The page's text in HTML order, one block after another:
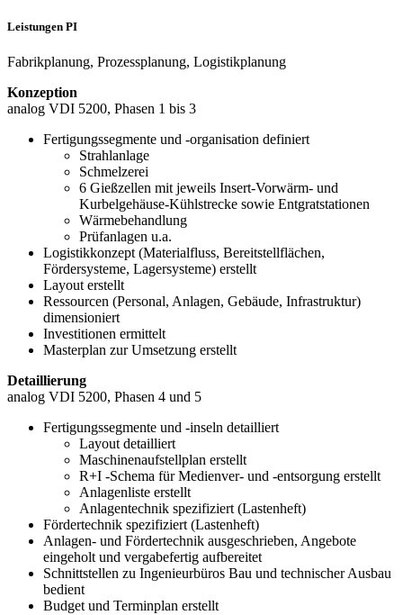
Leistungen PI
Fabrikplanung, Prozessplanung, Logistikplanung
Konzeption
analog VDI 5200, Phasen 1 bis 3
Fertigungssegmente und -organisation definiert
Strahlanlage
Schmelzerei
6 Gießzellen mit jeweils Insert-Vorwärm- und
Kurbelgehäuse-Kühlstrecke sowie Entgratstationen
Wärmebehandlung
Prüfanlagen u.a.
Logistikkonzept (Materialfluss, Bereitstellflächen,
Fördersysteme, Lagersysteme) erstellt
Layout erstellt
Ressourcen (Personal, Anlagen, Gebäude, Infrastruktur)
dimensioniert
Investitionen ermittelt
Masterplan zur Umsetzung erstellt
Detaillierung
analog VDI 5200, Phasen 4 und 5
Fertigungssegmente und -inseln detailliert
Layout detailliert
Maschinenaufstellplan erstellt
R+I -Schema für Medienver- und -entsorgung erstellt
Anlagenliste erstellt
Anlagentechnik spezifiziert (Lastenheft)
Fördertechnik spezifiziert (Lastenheft)
Anlagen- und Fördertechnik ausgeschrieben, Angebote
eingeholt und vergabefertig aufbereitet
Schnittstellen zu Ingenieurbüros Bau und technischer Ausbau
bedient
Budget und Terminplan erstellt